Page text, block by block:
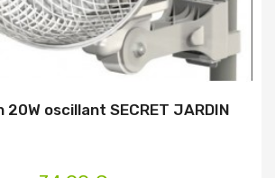
20W oscillant SECRET JARDIN